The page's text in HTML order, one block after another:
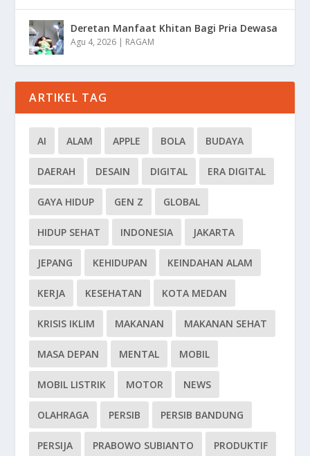
Deretan Manfaat Khitan Bagi Pria Dewasa
Agu 4, 2026 | RAGAM
ARTIKEL TAG
AI ALAM APPLE BOLA BUDAYA
DAERAH DESAIN DIGITAL ERA DIGITAL
GAYA HIDUP GEN Z GLOBAL
HIDUP SEHAT INDONESIA JAKARTA
JEPANG KEHIDUPAN KEINDAHAN ALAM
KERJA KESEHATAN KOTA MEDAN
KRISIS IKLIM MAKANAN MAKANAN SEHAT
MASA DEPAN MENTAL MOBIL
MOBIL LISTRIK MOTOR NEWS
OLAHRAGA PERSIB PERSIB BANDUNG
PERSIJA PRABOWO SUBIANTO PRODUKTIF